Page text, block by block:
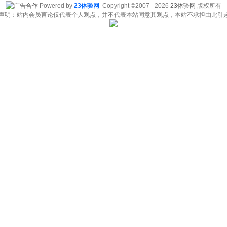
Powered by 23体验网 Copyright ©2007 - 2026 23体验网 版权所有
明：站内会员言论仅代表个人观点，并不代表本站同意其观点，本站不承担由此引